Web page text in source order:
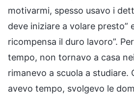
motivarmi, spesso usavo i
deve iniziare a volare presto”
ricompensa il duro lavoro”.
tempo, non tornavo a casa
rimanevo a scuola a studiare.
avevo tempo, svolgevo le